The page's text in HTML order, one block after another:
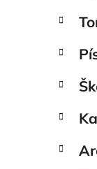
č
ý
a
n
e
l
e
ó
i